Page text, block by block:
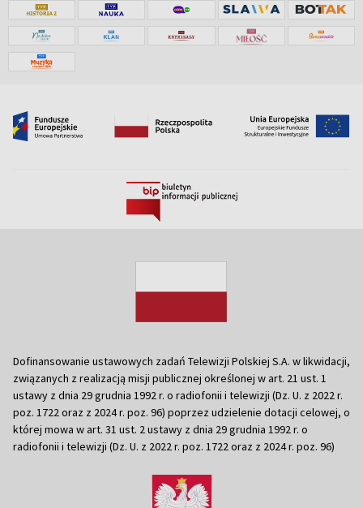
Dofinansowanie ustawowych zadań Telewizji Polskiej S.A. w likwidacji,
związanych z realizacją misji publicznej określonej w art. 21 ust. 1
ustawy z dnia 29 grudnia 1992 r. o radiofonii i telewizji (Dz. U. z 2022 r.
poz. 1722 oraz z 2024 r. poz. 96) poprzez udzielenie dotacji celowej, o
której mowa w art. 31 ust. 2 ustawy z dnia 29 grudnia 1992 r. o
radiofonii i telewizji (Dz. U. z 2022 r. poz. 1722 oraz z 2024 r. poz. 96)